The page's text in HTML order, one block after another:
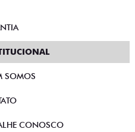
SOMOS
CONOSCO